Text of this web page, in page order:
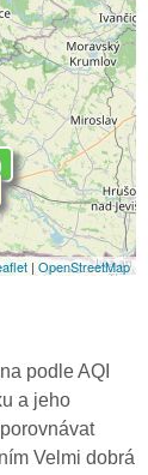
| OpenStreetMap
podle AQI
a jeho
Velmi dobrá